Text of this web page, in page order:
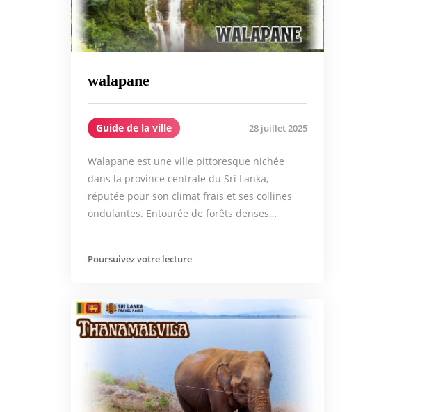
walapane
Guide de la ville 28 juillet 2025
Walapane est une ville pittoresque nichée
dans la province centrale du Sri Lanka,
réputée pour son climat frais et ses collines
ondulantes. Entourée de forêts denses…
Poursuivez votre lecture